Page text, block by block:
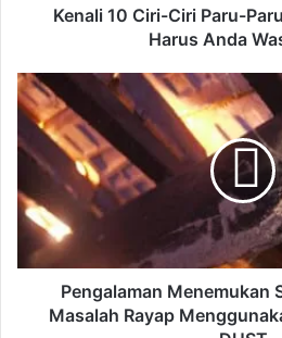
-
C
r
P
a
Kenali 10 Ciri-Ciri Paru-
Harus Anda
P
e
g
l
a
a
Pengalaman Menemukan
Masalah Rayap